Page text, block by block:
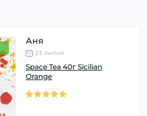
Аня
23 липня
Space Tea 40г Sicilian
Orange